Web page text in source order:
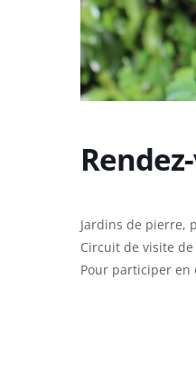
Jardins de pierre,
Circuit de visite
Pour participer en